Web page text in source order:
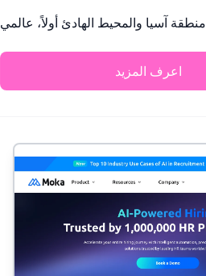
منطقة آسيا والمحيط الهادئ أولاً، عالمي
اعرف المزيد